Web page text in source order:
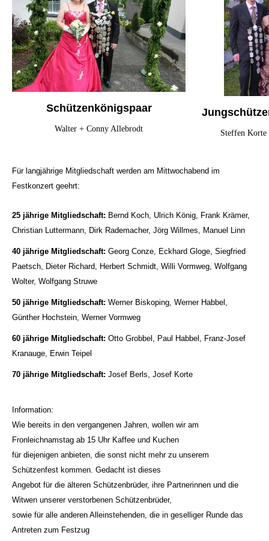
Schützenkönigspaar
Walter + Conny Allebrodt Steffen Korte
Für langjährige Mitgliedschaft werden am Mittwochabend im
Festkonzert geehrt:
25 jährige Mitgliedschaft: Bernd Koch, Ulrich König, Frank Krämer,
Christian Luttermann, Dirk Rademacher, Jörg Willmes, Manuel Linn
40 jährige Mitgliedschaft: Georg Conze, Eckhard Gloge, Siegfried
Paetsch, Dieter Richard, Herbert Schmidt, Willi Vormweg, Wolfgang
Wolter, Wolfgang Struwe
50 jährige Mitgliedschaft: Werner Biskoping, Werner Habbel,
Günther Hochstein, Werner Vormweg
60 jährige Mitgliedschaft: Otto Grobbel, Paul Habbel, Franz-Josef
Kranauge, Erwin Teipel
70 jährige Mitgliedschaft: Josef Berls, Josef Korte
Information:
Wie bereits in den vergangenen Jahren, wollen wir am
Fronleichnamstag ab 15 Uhr Kaffee und Kuchen
für diejenigen anbieten, die sonst nicht mehr zu unserem
Schützenfest kommen. Gedacht ist dieses
Angebot für die älteren Schützenbrüder, ihre Partnerinnen und die
Witwen unserer verstorbenen Schützenbrüder,
sowie für alle anderen Alleinstehenden, die in geselliger Runde das
Antreten zum Festzug